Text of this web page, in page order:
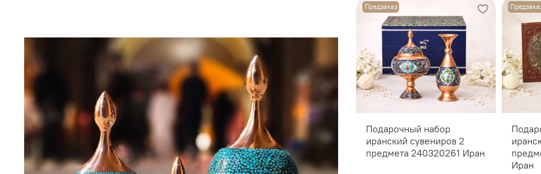
Предзаказ
Подарочный набор
иранский сувениров 2
предмета 240320261 Иран
Иран